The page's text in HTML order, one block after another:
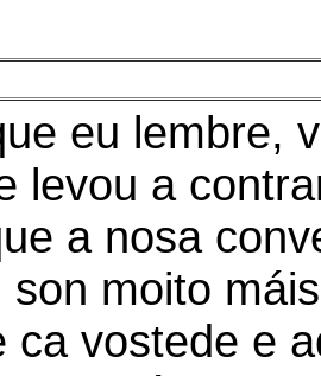
eu lembre,
levou a
a nosa
son moito
ca vostede e